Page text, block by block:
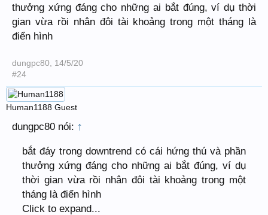
thưởng xứng đáng cho những ai bắt đúng, ví dụ thời
gian vừa rồi nhân đôi tài khoảng trong một tháng là
điển hình
dungpc80
14/5/20
#24
Human1188 Guest
dungpc80 nói: ↑
bắt đáy trong downtrend có cái hứng thú và phần
thưởng xứng đáng cho những ai bắt đúng, ví dụ
thời gian vừa rồi nhân đôi tài khoảng trong một
tháng là điển hình
Click to expand...